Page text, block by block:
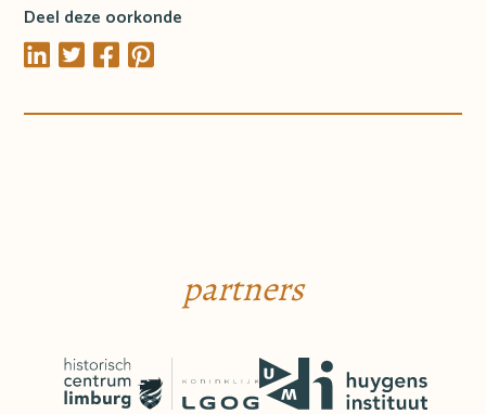
Deel deze oorkonde
partners